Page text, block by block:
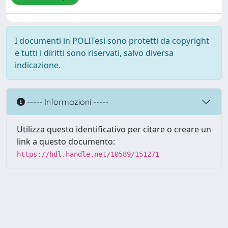
I documenti in POLITesi sono protetti da copyright
e tutti i diritti sono riservati, salvo diversa
indicazione.
----- Informazioni -----
Utilizza questo identificativo per citare o creare un
link a questo documento:
https://hdl.handle.net/10589/151271